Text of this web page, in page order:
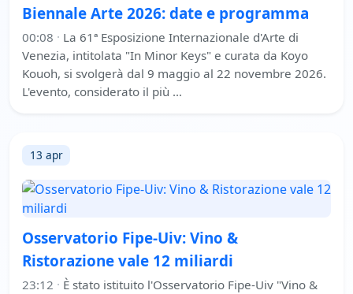
Biennale Arte 2026: date e programma
00:08 · La 61ª Esposizione Internazionale d'Arte di
Venezia, intitolata "In Minor Keys" e curata da Koyo
Kouoh, si svolgerà dal 9 maggio al 22 novembre 2026.
L'evento, considerato il più …
13 apr
Osservatorio Fipe-Uiv: Vino &
Ristorazione vale 12 miliardi
23:12 · È stato istituito l'Osservatorio Fipe-Uiv "Vino &